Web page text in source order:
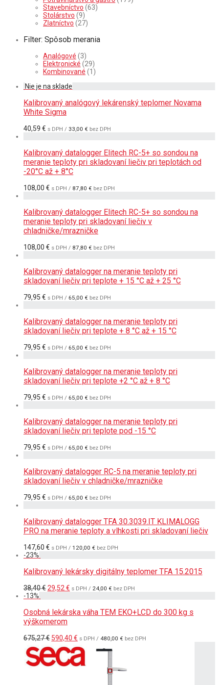
Stavebníctvo (63)
Stolárstvo (9)
Zlatníctvo (27)
Filter: Spôsob merania
Analógové (3)
Elektronické (29)
Kombinované (1)
Kalibrovaný analógový lekárenský teplomer Novama
White Sigma
40,59 € s DPH / 33,00 € bez DPH
Kalibrovaný datalogger Elitech RC-5+ so sondou na
meranie teploty pri skladovaní liečiv pri teplotách od
-20°C až + 8°C
108,00 € s DPH / 87,80 € bez DPH
Kalibrovaný datalogger Elitech RC-5+ so sondou na
meranie teploty pri skladovaní liečiv v
chladničke/mrazničke
108,00 € s DPH / 87,80 € bez DPH
Kalibrovaný datalogger na meranie teploty pri
skladovaní liečiv pri teplote + 15 °C až + 25 °C
79,95 € s DPH / 65,00 € bez DPH
Kalibrovaný datalogger na meranie teploty pri
skladovaní liečiv pri teplote + 8 °C až + 15 °C
79,95 € s DPH / 65,00 € bez DPH
Kalibrovaný datalogger na meranie teploty pri
skladovaní liečiv pri teplote +2 °C až + 8 °C
79,95 € s DPH / 65,00 € bez DPH
Kalibrovaný datalogger na meranie teploty pri
skladovaní liečiv pri teplote pod -15 °C
79,95 € s DPH / 65,00 € bez DPH
Kalibrovaný datalogger RC-5 na meranie teploty pri
skladovaní liečiv v chladničke/mrazničke
79,95 € s DPH / 65,00 € bez DPH
Kalibrovaný datalogger TFA 30.3039.IT KLIMALOGG
PRO na meranie teploty a vlhkosti pri skladovaní liečiv
147,60 € s DPH / 120,00 € bez DPH
-23%
Kalibrovaný lekársky digitálny teplomer TFA 15.2015
38,40€Pôvodná
38,40 €.
29,52 € Aktuálna
29,52 €.
s DPH / 24,00 € bez DPH
-13%
Osobná lekárska váha TEM EKO+LCD do 300 kg s
výškomerom
675,27€ Pôvodná
cena
bola:
675,27 €.
590,40 € Aktuálna
cena
je:
590,40 €.
s DPH / 480,00 € bez DPH